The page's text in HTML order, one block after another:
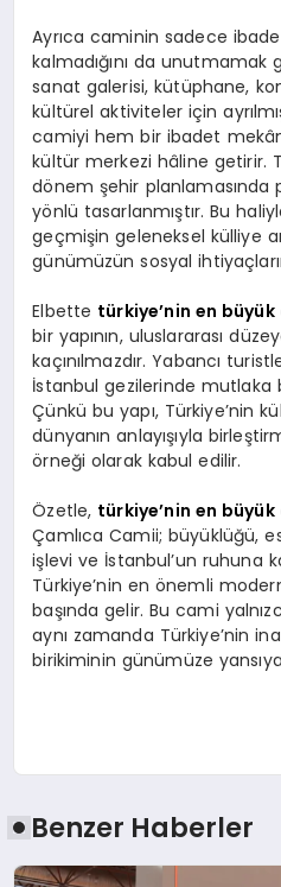
Ayrıca caminin sadece ibadet
kalmadığını da unutmamak
sanat galerisi, kütüphane,
kültürel aktiviteler için
camiyi hem bir ibadet
kültür merkezi hâline getirir.
dönem şehir planlamasında
yönlü tasarlanmıştır. Bu
geçmişin geleneksel külliye
günümüzün sosyal
Elbette türkiye’nin en
bir yapının, uluslararası
kaçınılmazdır. Yabancı
İstanbul gezilerinde mutlaka
Çünkü bu yapı, Türkiye’nin
dünyanın anlayışıyla
örneği olarak kabul edilir.
Özetle, türkiye’nin en
Çamlıca Camii; büyüklüğü,
işlevi ve İstanbul’un ruhuna
Türkiye’nin en önemli
başında gelir. Bu cami
aynı zamanda Türkiye’nin
birikiminin günümüze
Benzer Haberler